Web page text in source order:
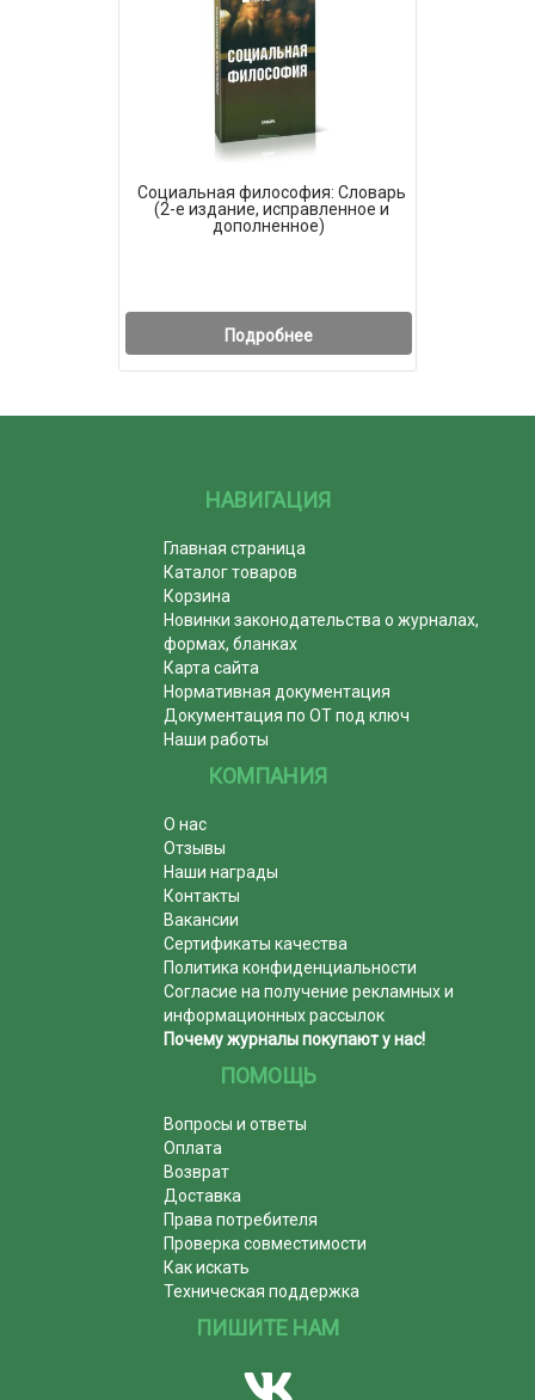
Социальная философия: Словарь
(2-е издание, исправленное и
дополненное)
Подробнее
НАВИГАЦИЯ
Главная страница
Каталог товаров
Корзина
Новинки законодательства о журналах,
формах, бланках
Карта сайта
Нормативная документация
Документация по ОТ под ключ
Наши работы
КОМПАНИЯ
О нас
Отзывы
Наши награды
Контакты
Вакансии
Сертификаты качества
Политика конфиденциальности
Согласие на получение рекламных и
информационных рассылок
Почему журналы покупают у нас!
ПОМОЩЬ
Вопросы и ответы
Оплата
Возврат
Доставка
Права потребителя
Проверка совместимости
Как искать
Техническая поддержка
ПИШИТЕ НАМ